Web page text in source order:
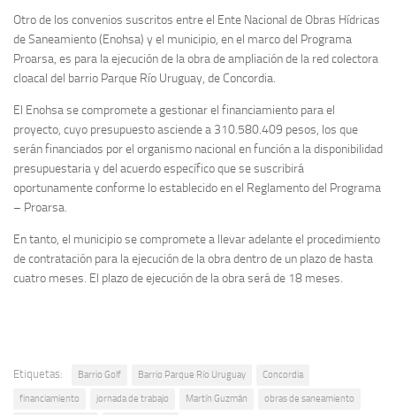
Otro de los convenios suscritos entre el Ente Nacional de Obras Hídricas
de Saneamiento (Enohsa) y el municipio, en el marco del Programa
Proarsa, es para la ejecución de la obra de ampliación de la red colectora
cloacal del barrio Parque Río Uruguay, de Concordia.
El Enohsa se compromete a gestionar el financiamiento para el
proyecto, cuyo presupuesto asciende a 310.580.409 pesos, los que
serán financiados por el organismo nacional en función a la disponibilidad
presupuestaria y del acuerdo específico que se suscribirá
oportunamente conforme lo establecido en el Reglamento del Programa
– Proarsa.
En tanto, el municipio se compromete a llevar adelante el procedimiento
de contratación para la ejecución de la obra dentro de un plazo de hasta
cuatro meses. El plazo de ejecución de la obra será de 18 meses.
Etiquetas: Barrio Golf Barrio Parque Río Uruguay Concordia
financiamiento jornada de trabajo Martín Guzmán obras de saneamiento